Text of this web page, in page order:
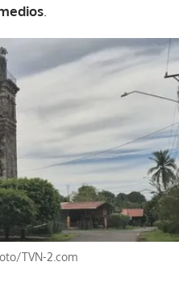
TVN-2.com